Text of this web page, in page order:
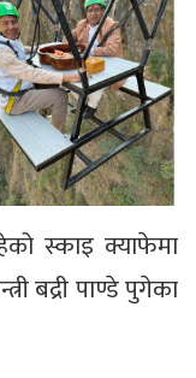
स्काइ क्याफेमा
बद्री पाण्डे पुगेका